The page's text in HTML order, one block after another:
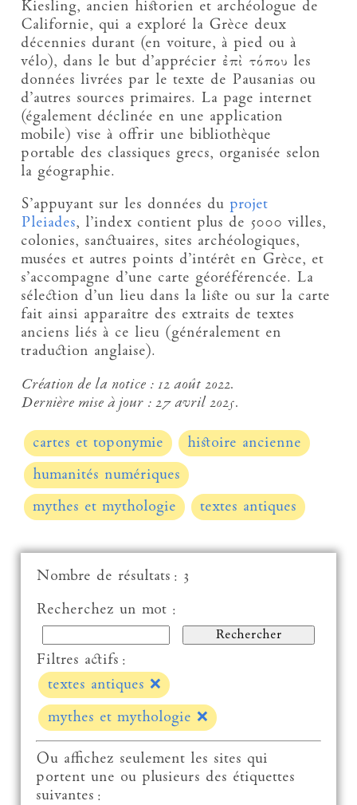
Kiesling, ancien historien et archéologue de
Californie, qui a exploré la Grèce deux
décennies durant (en voiture, à pied ou à
vélo), dans le but d’apprécier ἐπὶ τόπου les
données livrées par le texte de Pausanias ou
d’autres sources primaires. La page internet
(également déclinée en une application
mobile) vise à offrir une bibliothèque
portable des classiques grecs, organisée selon
la géographie.
S’appuyant sur les données du projet
Pleiades, l’index contient plus de 5000 villes,
colonies, sanctuaires, sites archéologiques,
musées et autres points d’intérêt en Grèce, et
s’accompagne d’une carte géoréférencée. La
sélection d’un lieu dans la liste ou sur la carte
fait ainsi apparaître des extraits de textes
anciens liés à ce lieu (généralement en
traduction anglaise).
Création de la notice :12 août 2022.
Dernière mise à jour :27 avril 2025.
cartes et toponymie
histoire ancienne
humanités numériques
mythes et mythologie
textes antiques
Nombre de résultats : 3
Recherchez un mot :
Filtres actifs :
textes antiques ❌
mythes et mythologie ❌
Ou affichez seulement les sites qui
portent une ou plusieurs des étiquettes
suivantes :